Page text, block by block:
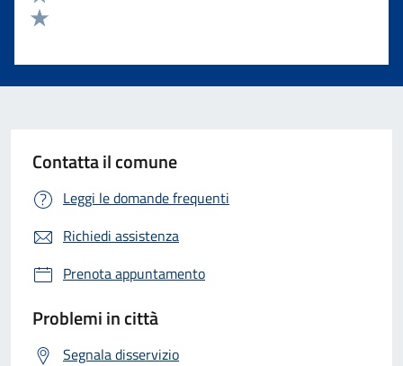
Valuta 2 stelle su 5
Contatta il comune
Leggi le domande frequenti
Richiedi assistenza
Prenota appuntamento
Problemi in città
Segnala disservizio